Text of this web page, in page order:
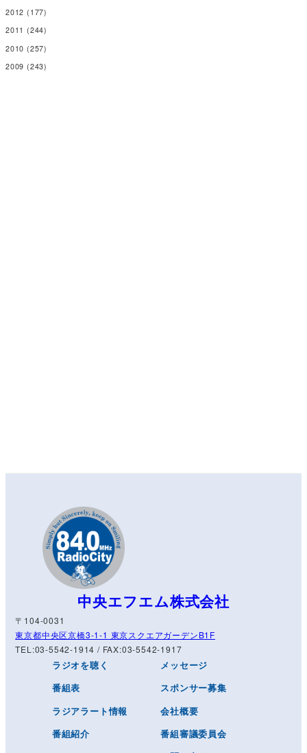
2012 (177)
2011 (244)
2010 (257)
2009 (243)
中央エフエム株式会社
〒104-0031
東京都中央区京橋3-1-1 東京スクエアガーデンB1F
TEL:03-5542-1914 / FAX:03-5542-1917
ラジオを聴く
番組表
ラジアラート情報
番組紹介
メッセージ
スポンサー募集
会社概要
番組審議委員会